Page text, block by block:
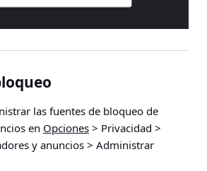
las fuentes de bloqueo de
en Opciones > Privacidad >
y anuncios > Administrar